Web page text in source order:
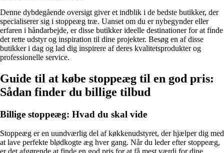
Denne dybdegående oversigt giver et indblik i de bedste butikker, der
specialiserer sig i stoppeæg træ. Uanset om du er nybegynder eller
erfaren i håndarbejde, er disse butikker ideelle destinationer for at finde
det rette udstyr og inspiration til dine projekter. Besøg en af ​​disse
butikker i dag og lad dig inspirere af deres kvalitetsprodukter og
professionelle service.
Guide til at købe stoppeæg til en god pris:
Sådan finder du billige tilbud
Billige stoppeæg: Hvad du skal vide
Stoppeæg er en uundværlig del af køkkenudstyret, der hjælper dig med
at lave perfekte blødkogte æg hver gang. Når du leder efter stoppeæg,